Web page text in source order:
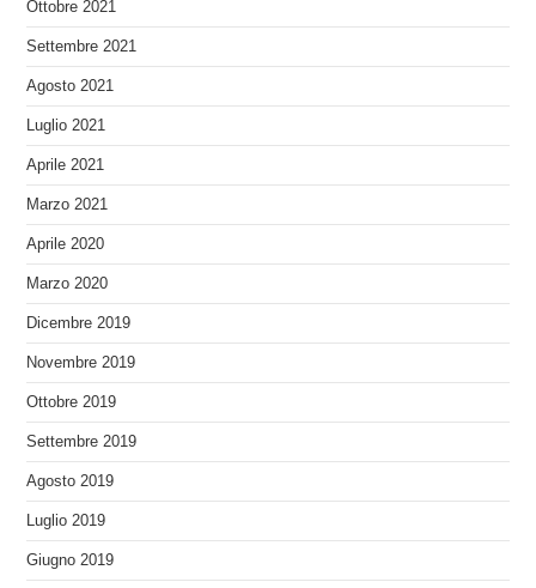
Ottobre 2021
Settembre 2021
Agosto 2021
Luglio 2021
Aprile 2021
Marzo 2021
Aprile 2020
Marzo 2020
Dicembre 2019
Novembre 2019
Ottobre 2019
Settembre 2019
Agosto 2019
Luglio 2019
Giugno 2019